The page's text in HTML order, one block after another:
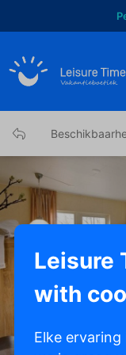
Leisure
with
Elke